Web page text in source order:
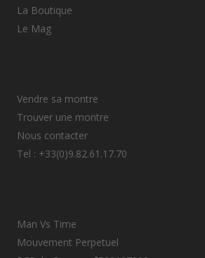
La Boutique
Le Mag
Vendre sa montre
Trouver une montre
Nous contacter
Tel : +33(0)9.82.61.17.70
Man Vs Time
Mouvement Perpetuel